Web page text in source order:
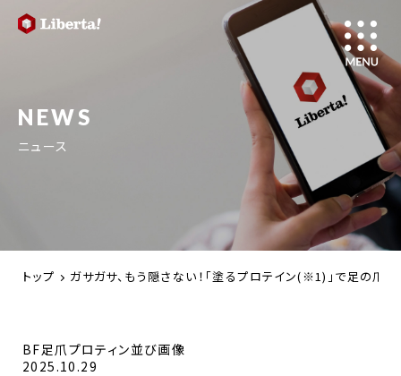
NEWS
ニュース
トップ ガサガサ、もう隠さない！「塗るプロテイン(※1)」で足の
BF足爪プロティン並び画像
2025.10.29